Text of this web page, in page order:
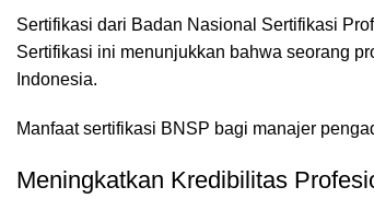
Sertifikasi dari Badan Nasional Sertifikasi
Sertifikasi ini menunjukkan bahwa seorang
Indonesia.
Manfaat sertifikasi BNSP bagi manajer
Meningkatkan Kredibilitas